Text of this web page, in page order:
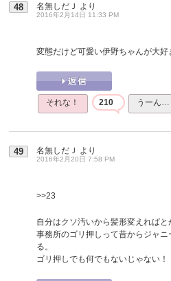
48 名無しだＪ より
2016年2月14日 11:33 PM
変態だけど可愛い伊野ちゃんが大
それな！ 210 うーん…
49 名無しだＪ より
2016年2月20日 7:58 PM
>>23
自分はクソ汚いから髪形変えればと
事務所のゴリ押しって昔からジャ
る。
ゴリ押しでも何でもないじゃない！